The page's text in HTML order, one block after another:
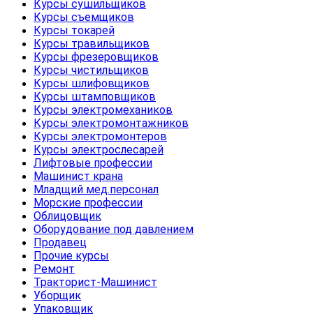
Курсы сушильщиков
Курсы съемщиков
Курсы токарей
Курсы травильщиков
Курсы фрезеровщиков
Курсы чистильщиков
Курсы шлифовщиков
Курсы штамповщиков
Курсы электромехаников
Курсы электромонтажников
Курсы электромонтеров
Курсы электрослесарей
Лифтовые профессии
Машинист крана
Младщий мед.персонал
Морские профессии
Облицовщик
Оборудование под давлением
Продавец
Прочие курсы
Ремонт
Тракторист-Машинист
Уборщик
Упаковщик